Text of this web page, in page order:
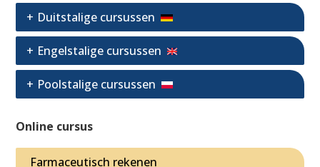
Duitstalige cursussen
Engelstalige cursussen
Poolstalige cursussen
Online cursus
Farmaceutisch rekenen